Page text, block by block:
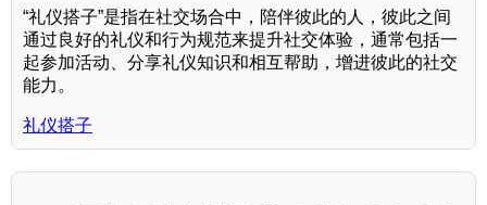
“礼仪搭子”是指在社交场合中，陪伴彼此的人，彼此之间
通过良好的礼仪和行为规范来提升社交体验，通常包括一
起参加活动、分享礼仪知识和相互帮助，增进彼此的社交
能力。
礼仪搭子